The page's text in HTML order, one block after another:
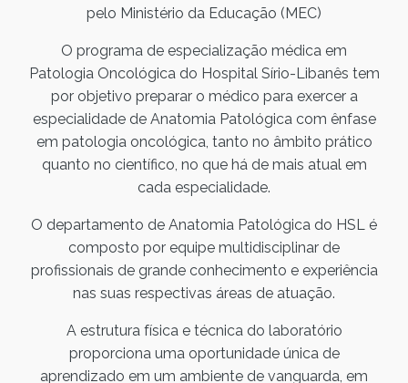
pelo Ministério da Educação (MEC)
O programa de especialização médica em
Patologia Oncológica do Hospital Sírio-Libanês tem
por objetivo preparar o médico para exercer a
especialidade de Anatomia Patológica com ênfase
em patologia oncológica, tanto no âmbito prático
quanto no científico, no que há de mais atual em
cada especialidade.
O departamento de Anatomia Patológica do HSL é
composto por equipe multidisciplinar de
profissionais de grande conhecimento e experiência
nas suas respectivas áreas de atuação.
A estrutura física e técnica do laboratório
proporciona uma oportunidade única de
aprendizado em um ambiente de vanguarda, em